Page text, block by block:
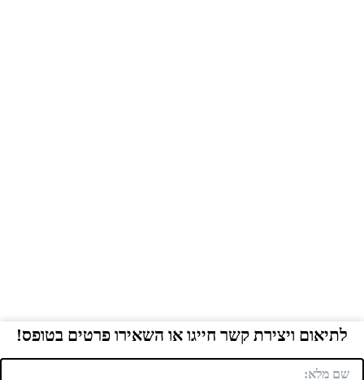
לתיאום ויצירת קשר חייגו או השאירו פרטים בטופס!